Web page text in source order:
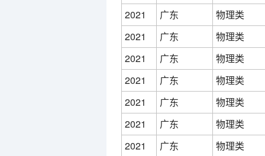
2021
广东
物理类
2021
广东
物理类
2021
广东
物理类
2021
广东
物理类
2021
广东
物理类
2021
广东
物理类
2021
广东
物理类